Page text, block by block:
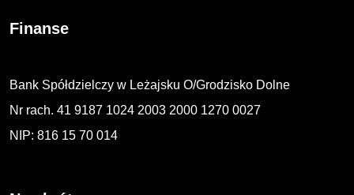
Finanse
Bank Spółdzielczy w Leżajsku O/Grodzisko Dolne
Nr rach. 41 9187 1024 2003 2000 1270 0027
NIP: 816 15 70 014